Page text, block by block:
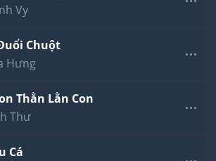
Vy
Chuột
Hưng
Thằn Lằn Con
Thư
Cá